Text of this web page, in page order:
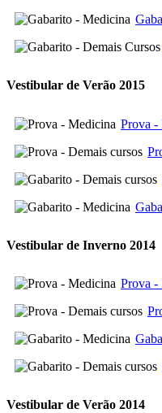
Vestibular de Verão 2015
Prova -
Vestibular de Inverno 2014
Prova -
Vestibular de Verão 2014